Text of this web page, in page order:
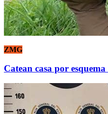
ZMG
Catean casa por